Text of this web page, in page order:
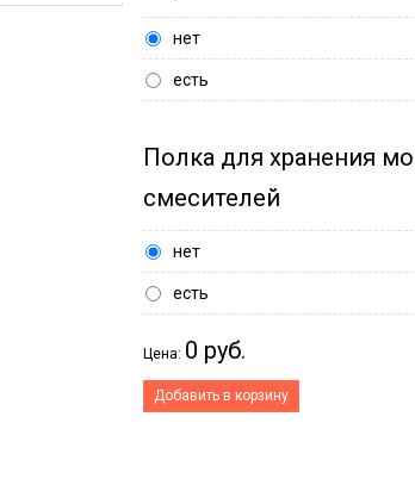
нет
есть
Полка для хранения
смесителей
нет
есть
Цена: 0 руб.
Добавить в корзину